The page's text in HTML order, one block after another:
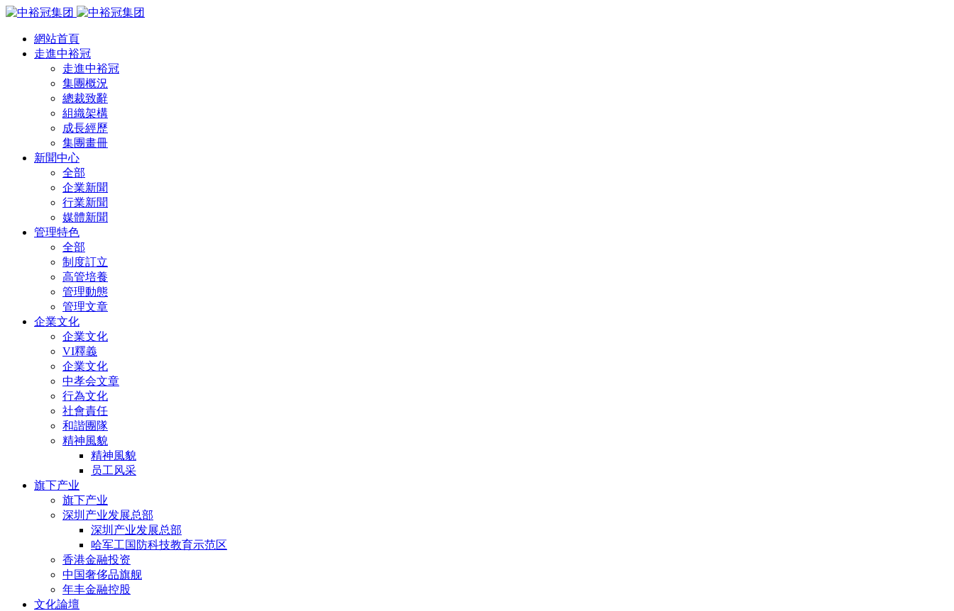
網站首頁
走進中裕冠
走進中裕冠
集團概況
總裁致辭
組織架構
成長經歷
集團畫冊
新聞中心
全部
企業新聞
行業新聞
媒體新聞
管理特色
全部
制度訂立
高管培養
管理動態
管理文章
企業文化
企業文化
VI釋義
企業文化
中孝会文章
行為文化
社會責任
和諧團隊
精神風貌
精神風貌
员工风采
旗下产业
旗下产业
深圳产业发展总部
深圳产业发展总部
哈军工国防科技教育示范区
香港金融投资
中国奢侈品旗舰
年丰金融控股
文化論壇